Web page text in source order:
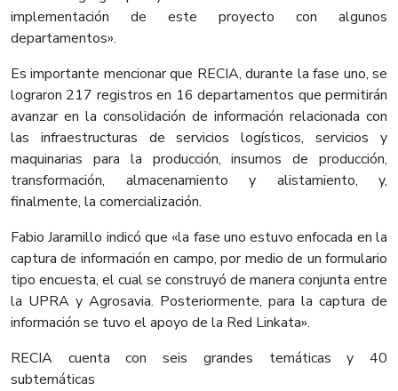
implementación de este proyecto con algunos
departamentos».
Es importante mencionar que RECIA, durante la fase uno, se
lograron 217 registros en 16 departamentos que permitirán
avanzar en la consolidación de información relacionada con
las infraestructuras de servicios logísticos, servicios y
maquinarias para la producción, insumos de producción,
transformación, almacenamiento y alistamiento, y,
finalmente, la comercialización.
Fabio Jaramillo indicó que «la fase uno estuvo enfocada en la
captura de información en campo, por medio de un formulario
tipo encuesta, el cual se construyó de manera conjunta entre
la UPRA y Agrosavia. Posteriormente, para la captura de
información se tuvo el apoyo de la Red Linkata».
RECIA cuenta con seis grandes temáticas y 40
subtemáticas